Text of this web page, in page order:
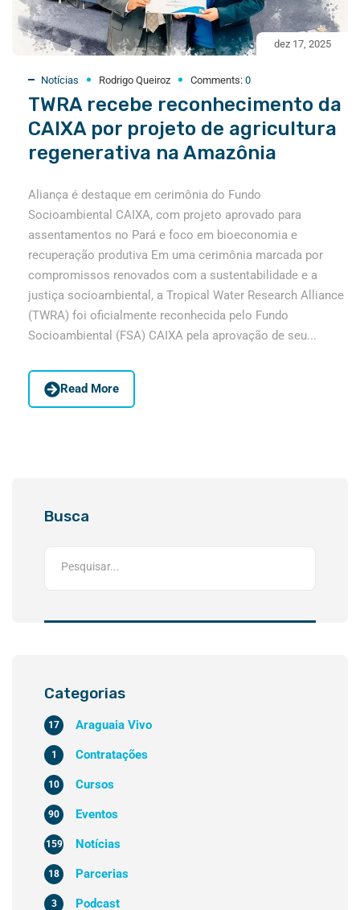
dez 17, 2025
Notícias Rodrigo Queiroz Comments: 0
TWRA recebe reconhecimento da
CAIXA por projeto de agricultura
regenerativa na Amazônia
Aliança é destaque em cerimônia do Fundo
Socioambiental CAIXA, com projeto aprovado para
assentamentos no Pará e foco em bioeconomia e
recuperação produtiva Em uma cerimônia marcada por
compromissos renovados com a sustentabilidade e a
justiça socioambiental, a Tropical Water Research Alliance
(TWRA) foi oficialmente reconhecida pelo Fundo
Socioambiental (FSA) CAIXA pela aprovação de seu...
Read More
Busca
Categorias
Araguaia Vivo
17
Contratações
1
Cursos
10
Eventos
90
Notícias
159
Parcerias
18
Podcast
3